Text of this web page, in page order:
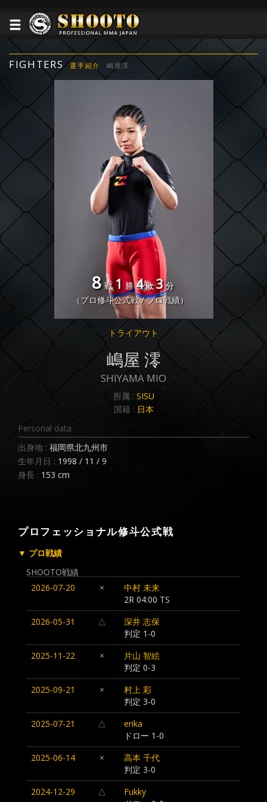
FIGHTERS 選手紹介 嶋屋澪
8 戦 1 勝 4 敗 3 分
（プロ修斗公式戦 / プロ戦績）
トライアウト
嶋屋 澪
SHIYAMA MIO
所属 : SISU
国籍 : 日本
Personal data
出身地 : 福岡県北九州市
生年月日 : 1998 / 11 / 9
身長 : 153 cm
プロフェッショナル修斗公式戦
▼ プロ戦績
SHOOTO戦績
2026-07-20
×
中村 未来
2R 04:00 TS
2026-05-31
△
深井 志保
判定 1-0
2025-11-22
×
片山 智絵
判定 0-3
2025-09-21
×
村上 彩
判定 3-0
2025-07-21
△
erika
ドロー 1-0
2025-06-14
×
高本 千代
判定 3-0
2024-12-29
△
Fukky